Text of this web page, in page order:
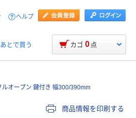
ヘルプ
あとで買う カゴ 0 点
ルオープン 鍵付き 幅300/390mm
商品情報を印刷する